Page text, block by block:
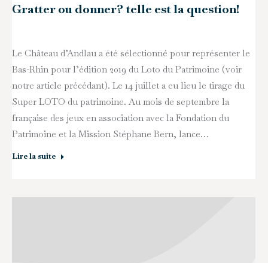
Gratter ou donner? telle est la question!
Le Château d’Andlau a été sélectionné pour représenter le
Bas-Rhin pour l’édition 2019 du Loto du Patrimoine (voir
notre article précédant). Le 14 juillet a eu lieu le tirage du
Super LOTO du patrimoine. Au mois de septembre la
française des jeux en association avec la Fondation du
Patrimoine et la Mission Stéphane Bern, lance…
Lire la suite